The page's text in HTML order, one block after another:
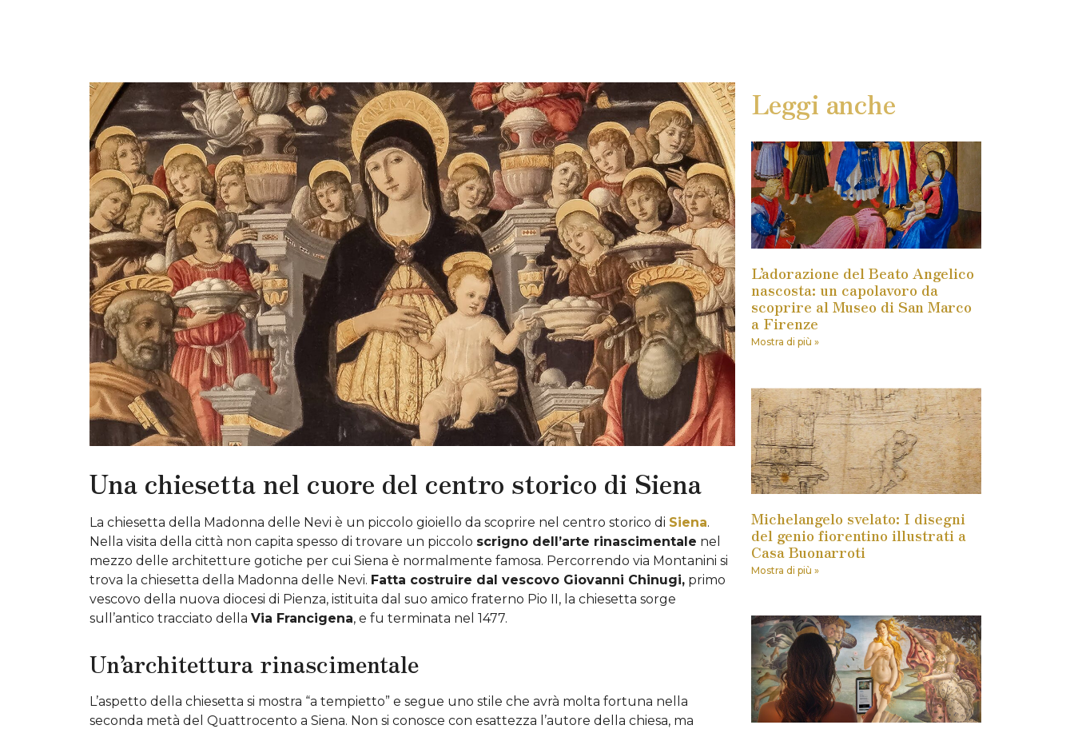
Una chiesetta nel cuore del centro storico di Siena
La chiesetta della Madonna delle Nevi è un piccolo gioiello da scoprire nel centro storico di Siena.
Nella visita della città non capita spesso di trovare un piccolo scrigno dell’arte rinascimentale nel
mezzo delle architetture gotiche per cui Siena è normalmente famosa. Percorrendo via Montanini si
trova la chiesetta della Madonna delle Nevi. Fatta costruire dal vescovo Giovanni Chinugi, primo
vescovo della nuova diocesi di Pienza, istituita dal suo amico fraterno Pio II, la chiesetta sorge
sull’antico tracciato della Via Francigena, e fu terminata nel 1477.
Un’architettura rinascimentale
L’aspetto della chiesetta si mostra “a tempietto” e segue uno stile che avrà molta fortuna nella
seconda metà del Quattrocento a Siena. Non si conosce con esattezza l’autore della chiesa, ma
Leggi anche
L’adorazione del Beato Angelico
nascosta: un capolavoro da
scoprire al Museo di San Marco
a Firenze
Mostra di più »
Michelangelo svelato: I disegni
del genio fiorentino illustrati a
Casa Buonarroti
Mostra di più »